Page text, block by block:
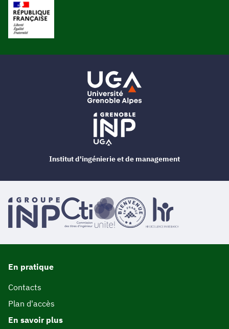
En pratique
Contacts
Plan d'accès
En savoir plus
Institut d'ingénierie et de management